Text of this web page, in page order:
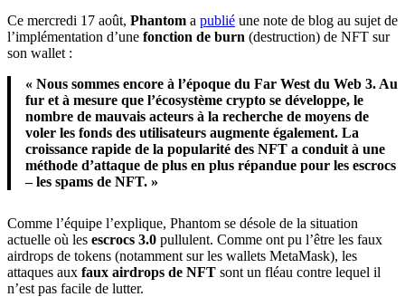
Ce mercredi 17 août, Phantom a publié une note de blog au sujet de
l’implémentation d’une fonction de burn (destruction) de NFT sur
son wallet :
« Nous sommes encore à l’époque du Far West du Web 3. Au
fur et à mesure que l’écosystème crypto se développe, le
nombre de mauvais acteurs à la recherche de moyens de
voler les fonds des utilisateurs augmente également. La
croissance rapide de la popularité des NFT a conduit à une
méthode d’attaque de plus en plus répandue pour les escrocs
– les spams de NFT. »
Comme l’équipe l’explique, Phantom se désole de la situation
actuelle où les escrocs 3.0 pullulent. Comme ont pu l’être les faux
airdrops de tokens (notamment sur les wallets MetaMask), les
attaques aux faux airdrops de NFT sont un fléau contre lequel il
n’est pas facile de lutter.